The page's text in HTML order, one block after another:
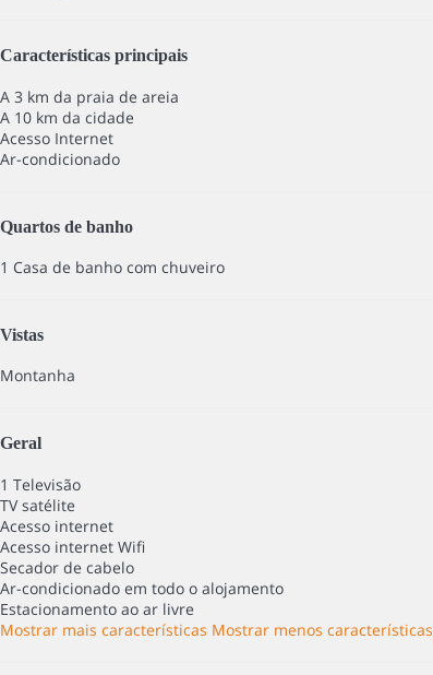
Características principais
A 3 km da praia de areia
A 10 km da cidade
Acesso Internet
Ar-condicionado
Quartos de banho
1 Casa de banho com chuveiro
Vistas
Montanha
Geral
1 Televisão
TV satélite
Acesso internet
Acesso internet Wifi
Secador de cabelo
Ar-condicionado em todo o alojamento
Estacionamento ao ar livre
Mostrar mais características Mostrar menos características